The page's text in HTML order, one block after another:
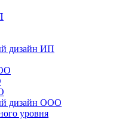
дизайн ИП
дизайн ООО
уровня